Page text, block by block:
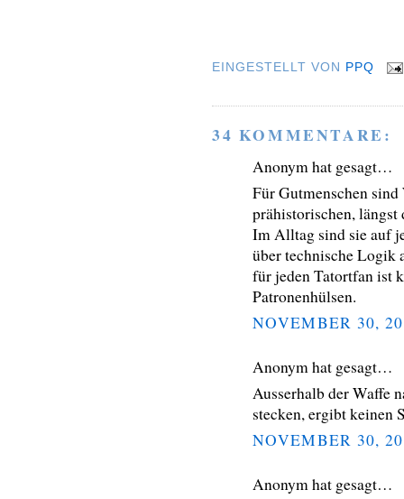
EINGESTELLT VON PPQ
34 KOMMENTARE:
Anonym hat gesagt…
Für Gutmenschen
prähistorischen,
Im Alltag sind sie auf
über technische Logik
für jeden Tatortfan ist
Patronenhülsen.
NOVEMBER 30,
Anonym hat gesagt…
Ausserhalb der Waffe
stecken, ergibt keinen
NOVEMBER 30,
Anonym hat gesagt…